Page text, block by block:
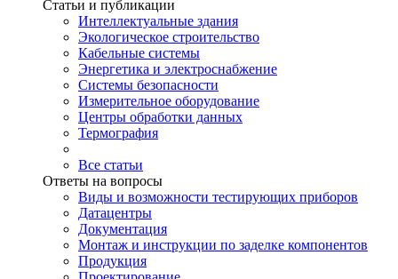
Статьи и публикации
Интеллектуальные здания
Экологическое строительство
Кабельные системы
Энергетика и электроснабжение
Системы безопасности
Измерительное оборудование
Центры обработки данных
Термография
Все статьи
Ответы на вопросы
Виды и возможности тестирующих приборов
Датацентры
Документация
Монтаж и инструкции по заделке компонентов
Продукция